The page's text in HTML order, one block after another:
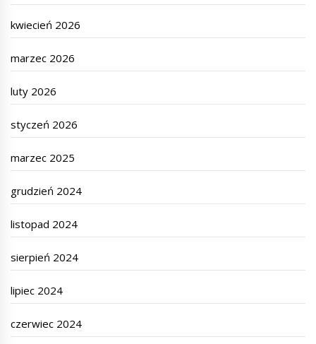
kwiecień 2026
marzec 2026
luty 2026
styczeń 2026
marzec 2025
grudzień 2024
listopad 2024
sierpień 2024
lipiec 2024
czerwiec 2024